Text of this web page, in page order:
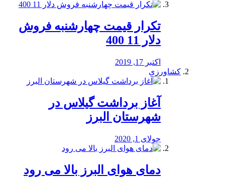
تکرار قیمت چهارشنبه فروش
دلار 11 400
اکتبر 17, 2019
کشاورزی
آغاز برداشت گیلاس در
شهرستان البرز
جولای 1, 2020
دمای هوای البرز بالا می رود